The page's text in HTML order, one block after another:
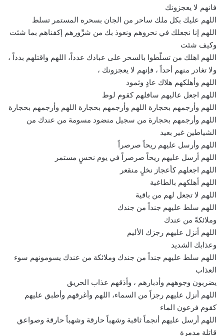
فانهم لا يعجزونك
اللهم عليك بكل ملك ساحر من الجان بسحره المستمر تسلط
اللهم إنا نجعلك في نحروهم ونعوذ بك من شرِّورهم إكفناهم بما شئت
وكيف شئت
اللهم اهلك من تسلّطوا بالسحر على عبادك عدداً، اللهم واقتلهم بدداً ،
ولا تغادر منهم أحداً ، فإنهم لا يعجزونك ،
اللهم وأهلكهم هلاك عادٍ وثمود
اللهم اجعل عاليهم سافلهم كقوم لوط
اللهم وأرجمهم بحجارة اللهم وأرجمهم بحجارة اللهم وأرجمهم بحجارة
اللهم وأرجمهم بحجارة من سجيل منضود مسومة من عندك من
الشياطين غير بعيد
اللهم وأرسل عليهم ريحاً صرصراً
اللهم أرسل عليهم ريحاً صرصراً في يوم نحسٍ مستمر
اللهم اجعلهم كأعجاز نخلٍ منقعر
اللهم أهلكهم بالطاغية
اللهم لا تجعل لهم من باقية
اللهم سلط عليهم جنداً من جندك
وملائكةً من عندك
اللهم أنزل عليهم رجزك الأليم
وعذابك الشديد
اللهم سلط عليهم جنداً من جندك وملائكة من عندك يسومونهم سوء
العذاب
يضربون وجوههم وأدبارهم ، وأذقهم عذاب الحريق
اللهم أنزل عليهم رجزاً من السماء، اللهم وأغرقهم وأطبق عليهم
كقوم فرعون الماء
اللهم أرسل عليهم أنجماً ثاقبة وشهباً حارقة وشهباً حارقة وصواعق
قاتلة مدمرة